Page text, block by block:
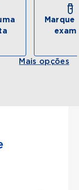
Marque
Mais opções